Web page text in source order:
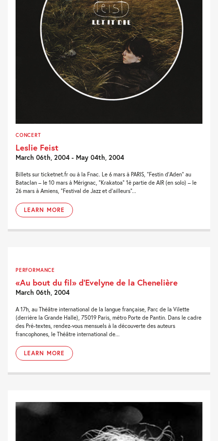
CONCERT
Leslie Feist
March 06th, 2004 - May 04th, 2004
Billets sur ticketnet.fr ou à la Fnac. Le 6 mars à PARIS, “Festin d’Aden” au
Bataclan – le 10 mars à Mérignac, “Krakatoa” 1è partie de AIR (en solo) – le
26 mars à Amiens, “Festival de Jazz et d’ailleurs”...
LEARN MORE
PERFORMANCE
«Au bout du fil» d’Evelyne de la Chenelière
March 06th, 2004
A 17h, au Théâtre international de la langue française, Parc de la Vilette
(derrière la Grande Halle), 75019 Paris, métro Porte de Pantin. Dans le cadre
des Pré-textes, rendez-vous mensuels à la découverte des auteurs
francophones, le Théâtre international de...
LEARN MORE